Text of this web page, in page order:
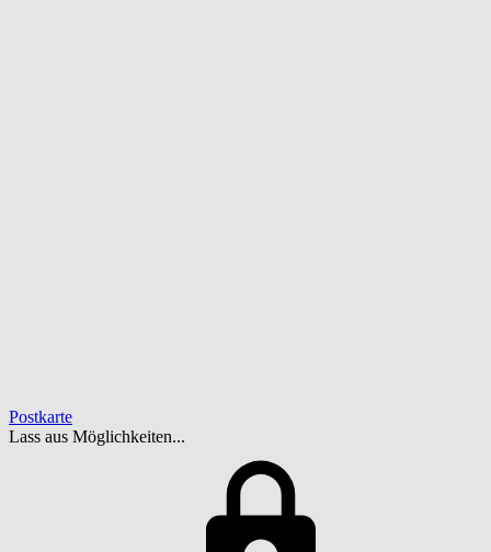
Postkarte
Lass aus Möglichkeiten...